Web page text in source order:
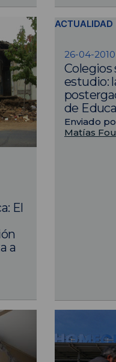
El
a
ACTUALIDAD
26-04-2010
Colegios
estudio:
de
Enviado
Matías